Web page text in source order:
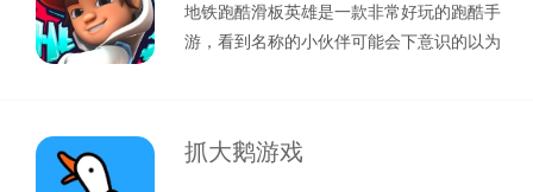
地铁跑酷滑板英雄是一款非常好玩的跑酷手
游，看到名称的小伙伴可能会下意识的以为
抓大鹅游戏